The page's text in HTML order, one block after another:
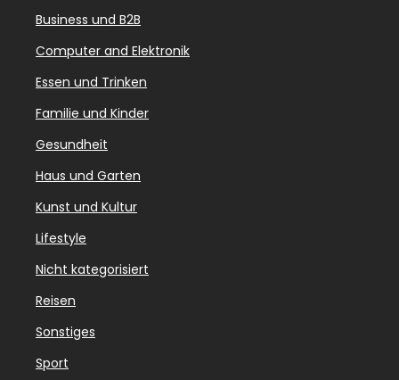
Business und B2B
Computer and Elektronik
Essen und Trinken
Familie und Kinder
Gesundheit
Haus und Garten
Kunst und Kultur
Lifestyle
Nicht kategorisiert
Reisen
Sonstiges
Sport